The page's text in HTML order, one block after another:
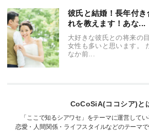
彼氏と結婚！長年付
れを教えます！あな...
大好きな彼氏との将来の
女性も多いと思います。
なか前...
CoCoSiA(ココシア)と
「ここで知るシアワセ」をテーマに運営してい
恋愛・人間関係・ライフスタイルなどのテーマで